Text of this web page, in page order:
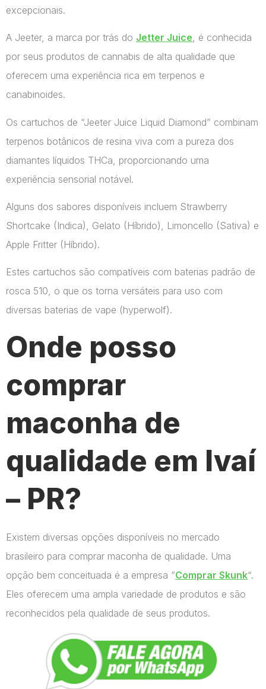
excepcionais.
A Jeeter, a marca por trás do Jetter Juice, é conhecida
por seus produtos de cannabis de alta qualidade que
oferecem uma experiência rica em terpenos e
canabinoides.
Os cartuchos de “Jeeter Juice Liquid Diamond” combinam
terpenos botânicos de resina viva com a pureza dos
diamantes líquidos THCa, proporcionando uma
experiência sensorial notável.
Alguns dos sabores disponíveis incluem Strawberry
Shortcake (Indica), Gelato (Híbrido), Limoncello (Sativa) e
Apple Fritter (Híbrido).
Estes cartuchos são compatíveis com baterias padrão de
rosca 510, o que os torna versáteis para uso com
diversas baterias de vape​ (hyperwolf)​.
Onde posso
comprar
maconha de
qualidade em Ivaí
– PR?
Existem diversas opções disponíveis no mercado
brasileiro para comprar maconha de qualidade. Uma
opção bem conceituada é a empresa “Comprar Skunk“.
Eles oferecem uma ampla variedade de produtos e são
reconhecidos pela qualidade de seus produtos.